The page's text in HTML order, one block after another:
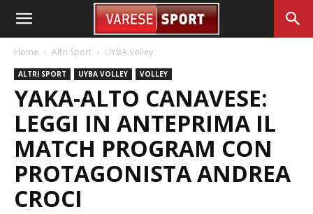
Home Altri Sport UYBA Volley
ALTRI SPORT UYBA VOLLEY VOLLEY
YAKA-ALTO CANAVESE:
LEGGI IN ANTEPRIMA IL
MATCH PROGRAM CON
PROTAGONISTA ANDREA
CROCI